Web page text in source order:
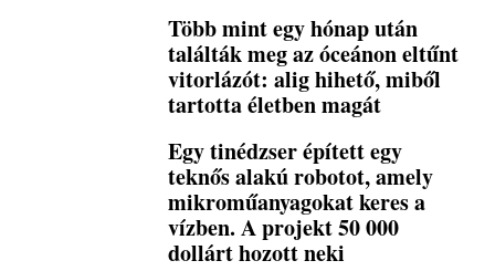
Több mint egy hónap után
találták meg az óceánon eltűnt
vitorlázót: alig hihető, miből
tartotta életben magát
Egy tinédzser épített egy
teknős alakú robotot, amely
mikroműanyagokat keres a
vízben. A projekt 50 000
dollárt hozott neki